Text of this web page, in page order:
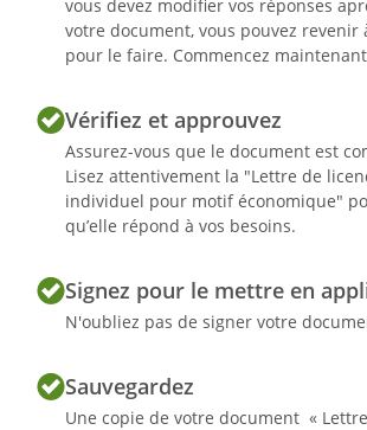
vous devez modifier vos réponses
votre document, vous pouvez revenir
pour le faire. Commencez
Vérifiez et approuvez
Assurez-vous que le document est
Lisez attentivement la "Lettre de
individuel pour motif économique"
qu’elle répond à vos besoins.
Signez pour le mettre en
N'oubliez pas de signer votre
Sauvegardez
Une copie de votre document «